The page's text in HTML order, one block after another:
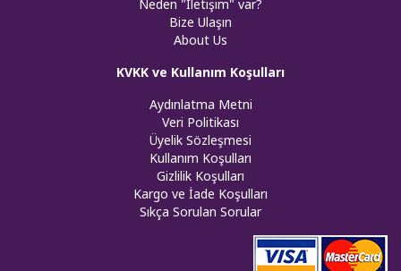
Neden "İletişim" var?
Bize Ulaşın
About Us
KVKK ve Kullanım Koşulları
Aydınlatma Metni
Veri Politikası
Üyelik Sözleşmesi
Kullanım Koşulları
Gizlilik Koşulları
Kargo ve İade Koşulları
Sıkça Sorulan Sorular